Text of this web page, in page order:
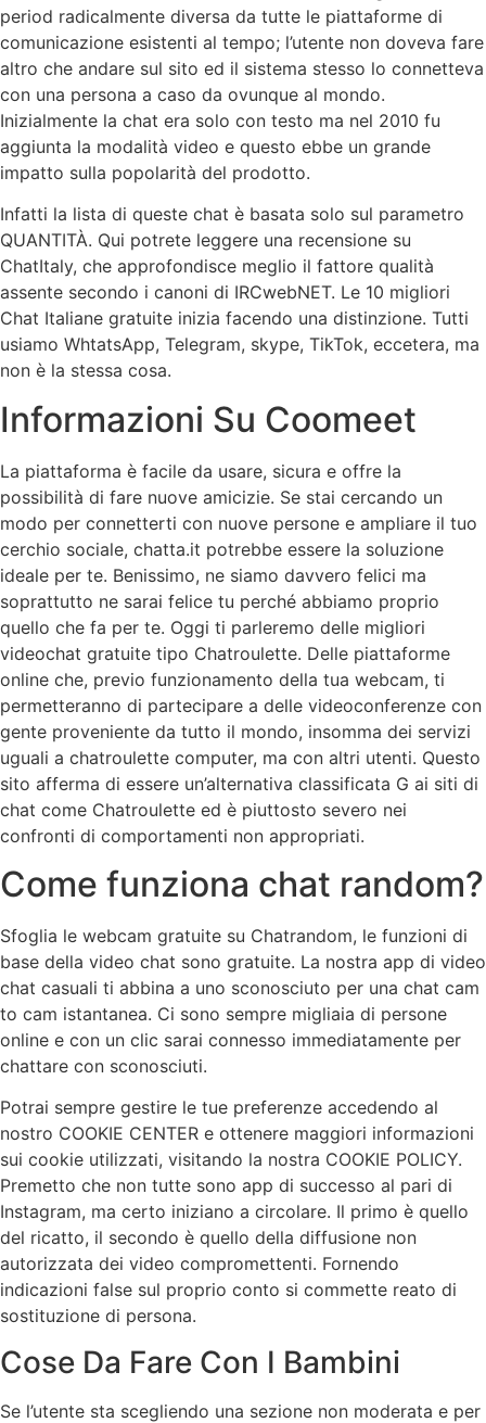
period radicalmente diversa da tutte le piattaforme di
comunicazione esistenti al tempo; l’utente non doveva fare
altro che andare sul sito ed il sistema stesso lo connetteva
con una persona a caso da ovunque al mondo.
Inizialmente la chat era solo con testo ma nel 2010 fu
aggiunta la modalità video e questo ebbe un grande
impatto sulla popolarità del prodotto.
Infatti la lista di queste chat è basata solo sul parametro
QUANTITÀ. Qui potrete leggere una recensione su
ChatItaly, che approfondisce meglio il fattore qualità
assente secondo i canoni di IRCwebNET. Le 10 migliori
Chat Italiane gratuite inizia facendo una distinzione. Tutti
usiamo WhtatsApp, Telegram, skype, TikTok, eccetera, ma
non è la stessa cosa.
Informazioni Su Coomeet
La piattaforma è facile da usare, sicura e offre la
possibilità di fare nuove amicizie. Se stai cercando un
modo per connetterti con nuove persone e ampliare il tuo
cerchio sociale, chatta.it potrebbe essere la soluzione
ideale per te. Benissimo, ne siamo davvero felici ma
soprattutto ne sarai felice tu perché abbiamo proprio
quello che fa per te. Oggi ti parleremo delle migliori
videochat gratuite tipo Chatroulette. Delle piattaforme
online che, previo funzionamento della tua webcam, ti
permetteranno di partecipare a delle videoconferenze con
gente proveniente da tutto il mondo, insomma dei servizi
uguali a chatroulette computer, ma con altri utenti. Questo
sito afferma di essere un’alternativa classificata G ai siti di
chat come Chatroulette ed è piuttosto severo nei
confronti di comportamenti non appropriati.
Come funziona chat random?
Sfoglia le webcam gratuite su Chatrandom, le funzioni di
base della video chat sono gratuite. La nostra app di video
chat casuali ti abbina a uno sconosciuto per una chat cam
to cam istantanea. Ci sono sempre migliaia di persone
online e con un clic sarai connesso immediatamente per
chattare con sconosciuti.
Potrai sempre gestire le tue preferenze accedendo al
nostro COOKIE CENTER e ottenere maggiori informazioni
sui cookie utilizzati, visitando la nostra COOKIE POLICY.
Premetto che non tutte sono app di successo al pari di
Instagram, ma certo iniziano a circolare. Il primo è quello
del ricatto, il secondo è quello della diffusione non
autorizzata dei video compromettenti. Fornendo
indicazioni false sul proprio conto si commette reato di
sostituzione di persona.
Cose Da Fare Con I Bambini
Se l’utente sta scegliendo una sezione non moderata e per